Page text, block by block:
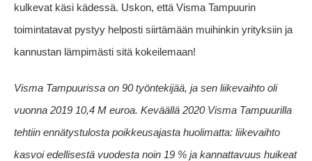
kulkevat käsi kädessä. Uskon, että Visma Tampuurin
toimintatavat pystyy helposti siirtämään muihinkin yrityksiin ja
kannustan lämpimästi sitä kokeilemaan!
Visma Tampuurissa on 90 työntekijää, ja sen liikevaihto oli
vuonna 2019 10,4 M euroa. Keväällä 2020 Visma Tampuurilla
tehtiin ennätystulosta poikkeusajasta huolimatta: liikevaihto
kasvoi edellisestä vuodesta noin 19 % ja kannattavuus huikeat